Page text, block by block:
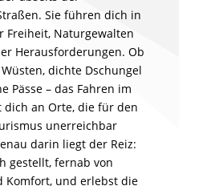
Sie führen dich in
Freiheit, Naturgewalten
Herausforderungen. Ob
dichte Dschungel
Pässe – das Fahren im
dich an Orte, die für den
unerreichbar
darin liegt der Reiz:
gestellt, fernab von
Komfort, und erlebst die